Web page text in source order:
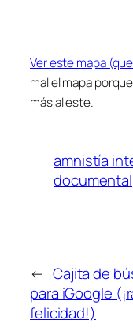
Ver este mapa
mal el mapa
más al este.
amnistía
documental
← Cajita de
para iGoogle
felicidad!)